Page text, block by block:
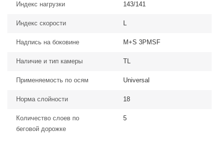
Индекс нагрузки 143/141
Индекс скорости L
Надпись на боковине M+S 3PMSF
Наличие и тип камеры TL
Применяемость по осям Universal
Норма слойности 18
Количество слоев по
беговой дорожке
5